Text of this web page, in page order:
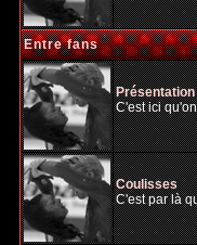
Entre fans
Présentation
C'est ici
Coulisses
C'est par là